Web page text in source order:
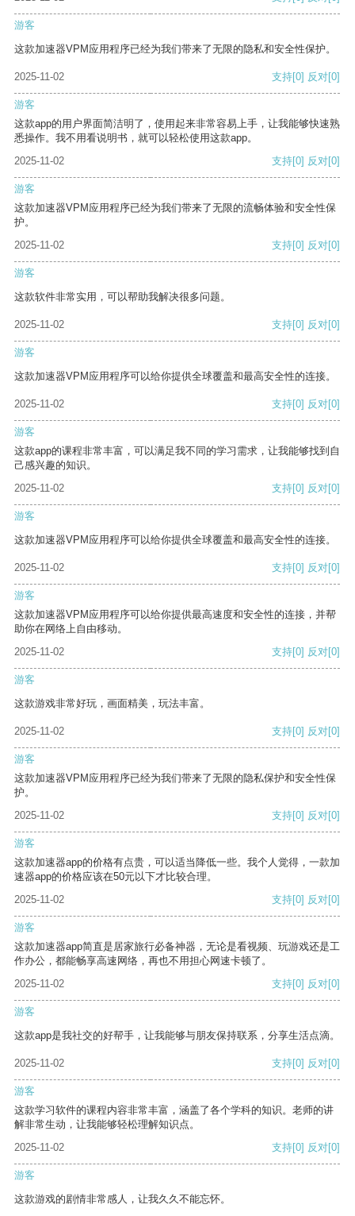
游客
这款加速器VPM应用程序已经为我们带来了无限的隐私和安全性保护。
2025-11-02 支持[0] 反对[0]
游客
这款app的用户界面简洁明了，使用起来非常容易上手，让我能够快速熟
悉操作。我不用看说明书，就可以轻松使用这款app。
2025-11-02
支持[0] 反对[0]
游客
这款加速器VPM应用程序已经为我们带来了无限的流畅体验和安全性保
护。
2025-11-02
支持[0] 反对[0]
游客
这款软件非常实用，可以帮助我解决很多问题。
2025-11-02 支持[0] 反对[0]
游客
这款加速器VPM应用程序可以给你提供全球覆盖和最高安全性的连接。
2025-11-02 支持[0] 反对[0]
游客
这款app的课程非常丰富，可以满足我不同的学习需求，让我能够找到自
己感兴趣的知识。
2025-11-02
支持[0] 反对[0]
游客
这款加速器VPM应用程序可以给你提供全球覆盖和最高安全性的连接。
2025-11-02 支持[0] 反对[0]
游客
这款加速器VPM应用程序可以给你提供最高速度和安全性的连接，并帮
助你在网络上自由移动。
2025-11-02
支持[0] 反对[0]
游客
这款游戏非常好玩，画面精美，玩法丰富。
2025-11-02 支持[0] 反对[0]
游客
这款加速器VPM应用程序已经为我们带来了无限的隐私保护和安全性保
护。
2025-11-02
支持[0] 反对[0]
游客
这款加速器app的价格有点贵，可以适当降低一些。我个人觉得，一款加
速器app的价格应该在50元以下才比较合理。
2025-11-02
支持[0] 反对[0]
游客
这款加速器app简直是居家旅行必备神器，无论是看视频、玩游戏还是工
作办公，都能畅享高速网络，再也不用担心网速卡顿了。
2025-11-02
支持[0] 反对[0]
游客
这款app是我社交的好帮手，让我能够与朋友保持联系，分享生活点滴。
2025-11-02 支持[0] 反对[0]
游客
这款学习软件的课程内容非常丰富，涵盖了各个学科的知识。老师的讲
解非常生动，让我能够轻松理解知识点。
2025-11-02
支持[0] 反对[0]
游客
这款游戏的剧情非常感人，让我久久不能忘怀。